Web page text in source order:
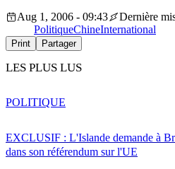
Aug 1, 2006 - 09:43
Dernière
PolitiqueChineInternational
Print Partager
LES PLUS LUS
EXCLUSIF : L'Islande demande à
dans son référendum sur l'UE
POLITIQUE